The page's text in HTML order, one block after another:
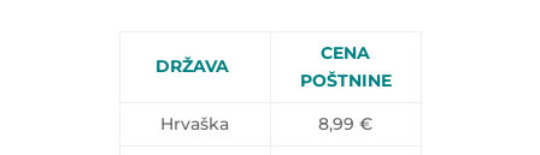
DRŽAVA
CENA
POŠTNINE
Hrvaška
8,99 €